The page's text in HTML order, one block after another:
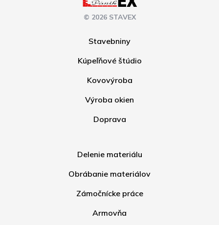
© 2026 STAVEX
Stavebniny
Kúpeľňové štúdio
Kovovýroba
Výroba okien
Doprava
Delenie materiálu
Obrábanie materiálov
Zámočnícke práce
Armovňa